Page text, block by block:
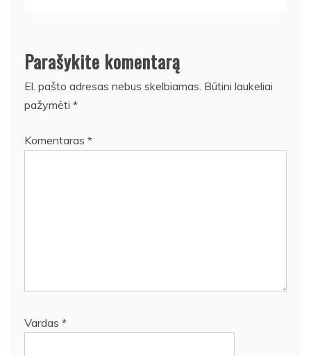
Parašykite komentarą
El. pašto adresas nebus skelbiamas. Būtini laukeliai
pažymėti *
Komentaras *
Vardas *